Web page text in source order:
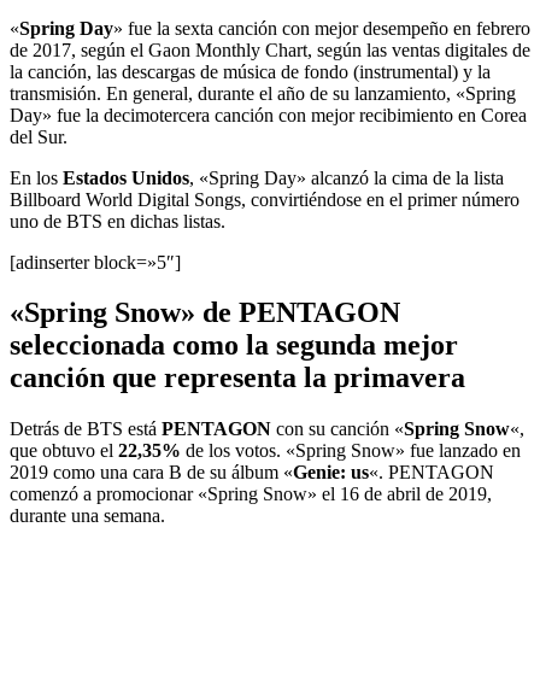
«Spring Day» fue la sexta canción con mejor desempeño en febrero
de 2017, según el Gaon Monthly Chart, según las ventas digitales de
la canción, las descargas de música de fondo (instrumental) y la
transmisión. En general, durante el año de su lanzamiento, «Spring
Day» fue la decimotercera canción con mejor recibimiento en Corea
del Sur.
En los Estados Unidos, «Spring Day» alcanzó la cima de la lista
Billboard World Digital Songs, convirtiéndose en el primer número
uno de BTS en dichas listas.
[adinserter block=»5″]
«Spring Snow» de PENTAGON
seleccionada como la segunda mejor
canción que representa la primavera
Detrás de BTS está PENTAGON con su canción «Spring Snow«,
que obtuvo el 22,35% de los votos. «Spring Snow» fue lanzado en
2019 como una cara B de su álbum «Genie: us«. PENTAGON
comenzó a promocionar «Spring Snow» el 16 de abril de 2019,
durante una semana.